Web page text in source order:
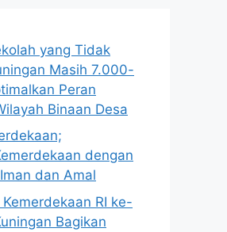
yang Tidak
Masih 7.000-
Peran
Binaan Desa
dengan
dan Amal
RI ke-
Bagikan